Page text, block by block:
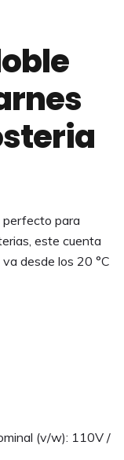
perfecto para
este cuenta
desde los 20 °C
(v/w): 110V /